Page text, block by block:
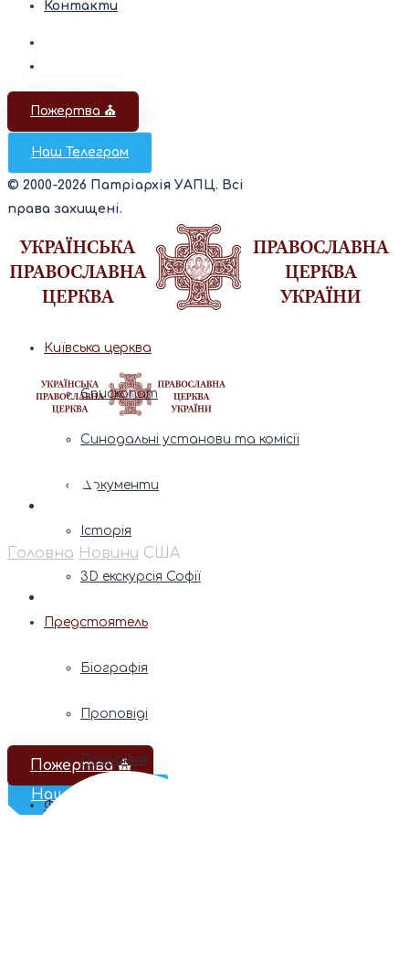
Контакти
Пожертва ⛪️
Наш Телеграм
© 2000-2026 Патріархія УАПЦ. Всі
права захищені.
Наш Телеграм
Пожертва ⛪️
Київська церква
Єпископат
Синодальні установи та комісії
Документи
Історія
3D екскурсія Софії
Предстоятель
Біографія
Проповіді
Послання
Фонди пам’яті
США
Головна Новини США